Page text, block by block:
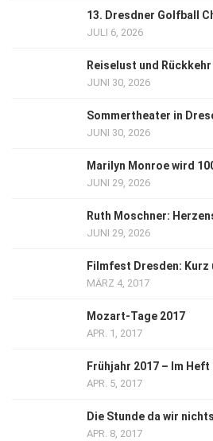
13. Dresdner Golfball
JULI 6, 2026
Reiselust und Rückkehr
JUNI 30, 2026
Sommertheater in
JUNI 30, 2026
Marilyn Monroe wird
JUNI 29, 2026
Ruth Moschner:
JUNI 29, 2026
Filmfest Dresden: Kurz
MÄRZ 4, 2017
Mozart-Tage 2017
APR. 1, 2017
Frühjahr 2017 – Im
APR. 5, 2017
Die Stunde da wir
APR. 8, 2017